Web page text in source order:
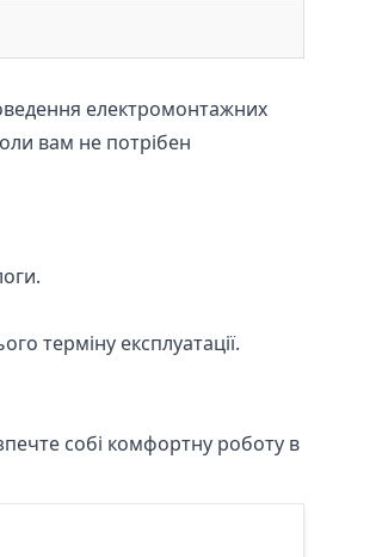
електромонтажних
вам не потрібен
терміну експлуатації.
собі комфортну роботу в